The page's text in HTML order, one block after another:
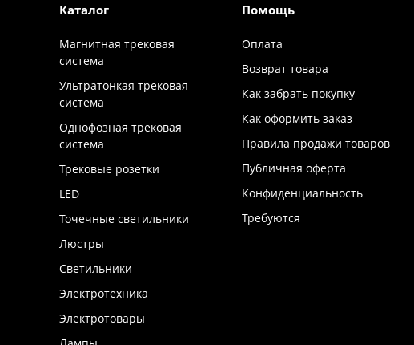
Каталог
Магнитная трековая
система
Ультратонкая трековая
система
Однофозная трековая
система
Трековые розетки
LED
Точечные светильники
Люстры
Светильники
Электротехника
Электротовары
Помощь
Оплата
Возврат товара
Как забрать покупку
Как оформить заказ
Правила продажи товаров
Публичная оферта
Конфиденциальность
Требуются